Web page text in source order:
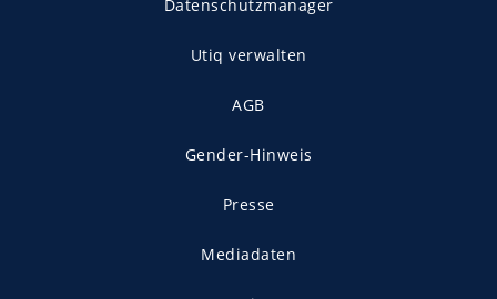
Datenschutzmanager
Utiq verwalten
AGB
Gender-Hinweis
Presse
Mediadaten